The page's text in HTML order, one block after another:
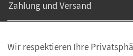
Zahlung und Versand
Wir respektieren Ihre